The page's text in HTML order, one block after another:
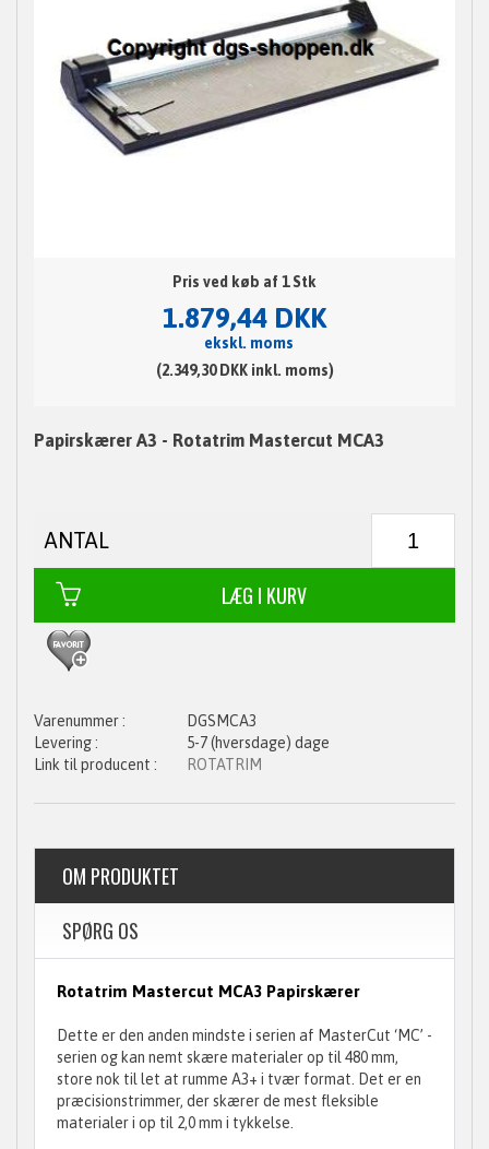
Pris ved køb af 1 Stk
1.879,44 DKK
ekskl. moms
(2.349,30 DKK inkl. moms)
Papirskærer A3 - Rotatrim Mastercut MCA3
ANTAL
DGSMCA3
5-7 (hversdage) dage
ROTATRIM
OM PRODUKTET
SPØRG OS
Rotatrim Mastercut MCA3 Papirskærer
Dette er den anden mindste i serien af MasterCut ‘MC’ -
serien og kan nemt skære materialer op til 480 mm,
store nok til let at rumme A3+ i tvær format. Det er en
præcisionstrimmer, der skærer de mest fleksible
materialer i op til 2,0 mm i tykkelse.